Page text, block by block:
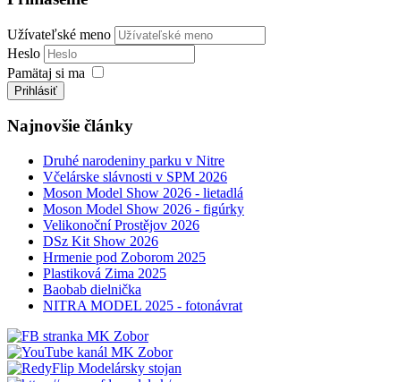
Užívateľské meno
Heslo
Pamätaj si ma
Prihlásiť
Najnovšie články
Druhé narodeniny parku v Nitre
Včelárske slávnosti v SPM 2026
Moson Model Show 2026 - lietadlá
Moson Model Show 2026 - figúrky
Velikonoční Prostějov 2026
DSz Kit Show 2026
Hrmenie pod Zoborom 2025
Plastiková Zima 2025
Baobab dielnička
NITRA MODEL 2025 - fotonávrat